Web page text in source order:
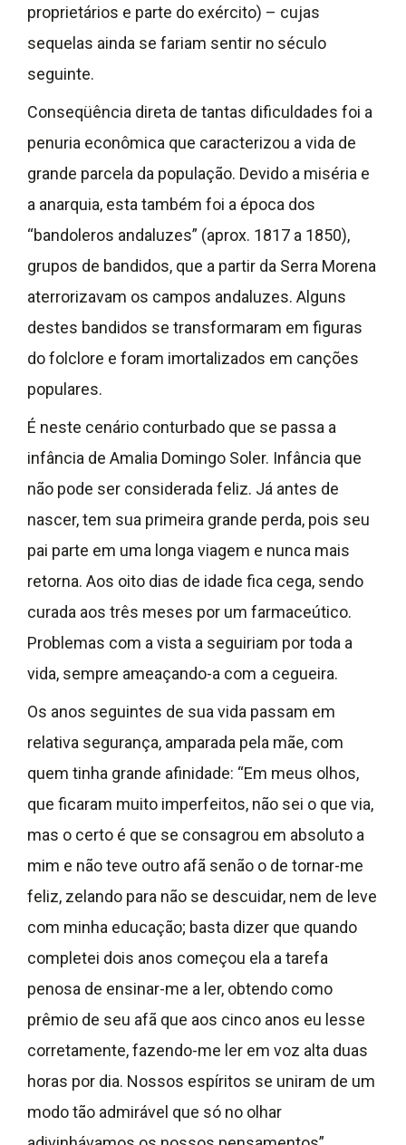
proprietários e parte do exército) – cujas
sequelas ainda se fariam sentir no século
seguinte.
Conseqüência direta de tantas dificuldades foi a
penuria econômica que caracterizou a vida de
grande parcela da população. Devido a miséria e
a anarquia, esta também foi a época dos
“bandoleros andaluzes” (aprox. 1817 a 1850),
grupos de bandidos, que a partir da Serra Morena
aterrorizavam os campos andaluzes. Alguns
destes bandidos se transformaram em figuras
do folclore e foram imortalizados em canções
populares.
É neste cenário conturbado que se passa a
infância de Amalia Domingo Soler. Infância que
não pode ser considerada feliz. Já antes de
nascer, tem sua primeira grande perda, pois seu
pai parte em uma longa viagem e nunca mais
retorna. Aos oito dias de idade fica cega, sendo
curada aos três meses por um farmaceútico.
Problemas com a vista a seguiriam por toda a
vida, sempre ameaçando-a com a cegueira.
Os anos seguintes de sua vida passam em
relativa segurança, amparada pela mãe, com
quem tinha grande afinidade: “Em meus olhos,
que ficaram muito imperfeitos, não sei o que via,
mas o certo é que se consagrou em absoluto a
mim e não teve outro afã senão o de tornar-me
feliz, zelando para não se descuidar, nem de leve
com minha educação; basta dizer que quando
completei dois anos começou ela a tarefa
penosa de ensinar-me a ler, obtendo como
prêmio de seu afã que aos cinco anos eu lesse
corretamente, fazendo-me ler em voz alta duas
horas por dia. Nossos espíritos se uniram de um
modo tão admirável que só no olhar